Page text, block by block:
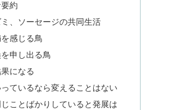
約
、ソーセージの共同生活
感じる鳥
申し出る鳥
になる
ているなら変えることはない
じことばかりしていると発展は